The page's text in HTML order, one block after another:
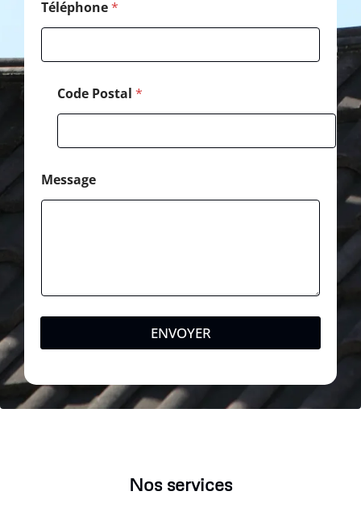
Téléphone*
Code Postal *
Message
ENVOYER
Nos services